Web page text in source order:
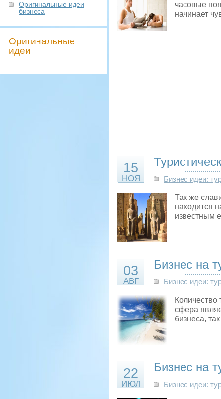
Оригинальные идеи
бизнеса
Оригинальные
идеи
часовые
начинает
15
НОЯ Бизнес идеи:
Так же
находится
известным
03
АВГ
Бизнес на
Бизнес идеи:
Количество
сфера
бизнеса,
22
ИЮЛ
Бизнес на
Бизнес идеи: